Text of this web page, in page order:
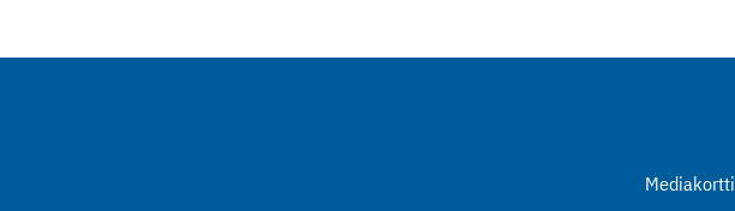
Mediakortti